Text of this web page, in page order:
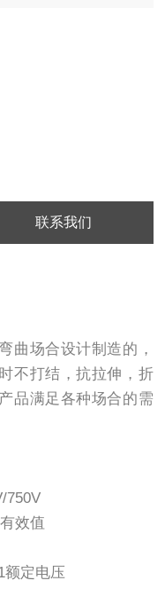
联系我们
曲场合设计制造的，
不打结，抗拉伸，折
品满足各种场合的需
750V
效值
定电压